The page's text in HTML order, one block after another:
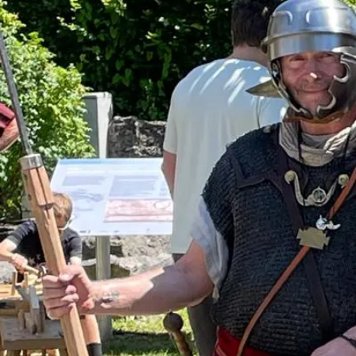
Aktivitäten im Chiemgau
Wandern & Gipfelglück
Radfahren &
Mountainbiken
Chiemsee &
Aktivitäten für die Familie
Winter
Golfen
Leben &
&
Orte